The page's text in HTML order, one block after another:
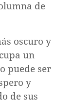
de
oscuro y
un
puede ser
y
de sus